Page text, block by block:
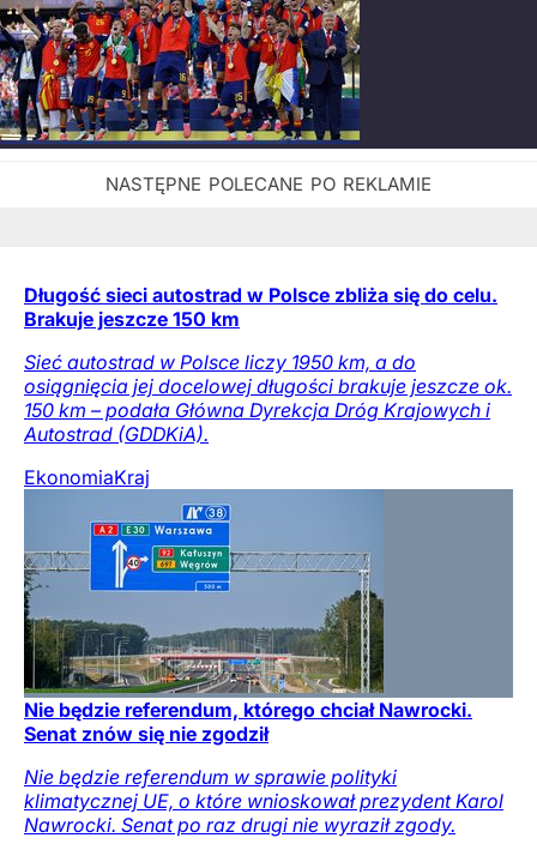
Długość sieci autostrad w Polsce zbliża się do celu.
Brakuje jeszcze 150 km
Sieć autostrad w Polsce liczy 1950 km, a do
osiągnięcia jej docelowej długości brakuje jeszcze ok.
150 km – podała Główna Dyrekcja Dróg Krajowych i
Autostrad (GDDKiA).
EkonomiaKraj
Nie będzie referendum, którego chciał Nawrocki.
Senat znów się nie zgodził
Nie będzie referendum w sprawie polityki
klimatycznej UE, o które wnioskował prezydent Karol
Nawrocki. Senat po raz drugi nie wyraził zgody.